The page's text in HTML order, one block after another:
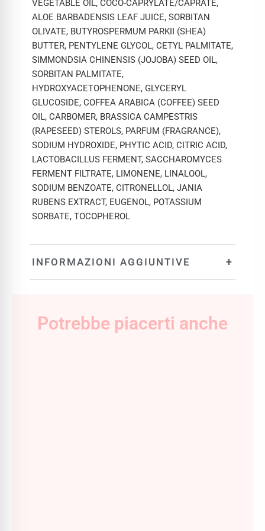
VEGETABLE OIL, COCO-CAPRYLATE/CAPRATE,
ALOE BARBADENSIS LEAF JUICE, SORBITAN
OLIVATE, BUTYROSPERMUM PARKII (SHEA)
BUTTER, PENTYLENE GLYCOL, CETYL PALMITATE,
SIMMONDSIA CHINENSIS (JOJOBA) SEED OIL,
SORBITAN PALMITATE,
HYDROXYACETOPHENONE, GLYCERYL
GLUCOSIDE, COFFEA ARABICA (COFFEE) SEED
OIL, CARBOMER, BRASSICA CAMPESTRIS
(RAPESEED) STEROLS, PARFUM (FRAGRANCE),
SODIUM HYDROXIDE, PHYTIC ACID, CITRIC ACID,
LACTOBACILLUS FERMENT, SACCHAROMYCES
FERMENT FILTRATE, LIMONENE, LINALOOL,
SODIUM BENZOATE, CITRONELLOL, JANIA
RUBENS EXTRACT, EUGENOL, POTASSIUM
SORBATE, TOCOPHEROL
INFORMAZIONI AGGIUNTIVE +
Potrebbe piacerti anche